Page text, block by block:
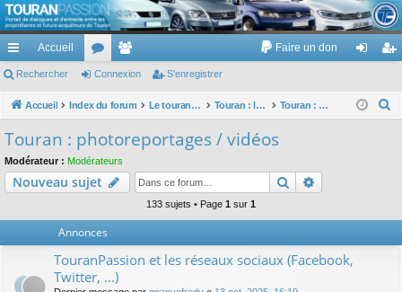
TouranPassion
Le forum des propriétaires ou futurs acquéreurs du Volkswagen Touran
cc
ès
pi
de
Accueil
or
u
e
m
Faire un don
ne nr
Rechercher Connexion S’enregistrer
Accueil Index du forum Le touran dans ses versions I (V1 V2 V3) et II ... Touran : les modèles, les prix, les achats, les options, ... Touran : photoreportages / vidéos
c
Touran : photoreportages / vidéos
Modérateur : Modérateurs
Nouveau sujet Rechercher
133 sujets • Page 1 sur 1
Annonces
TouranPassion et les réseaux sociaux (Facebook,
Twitter, ...)